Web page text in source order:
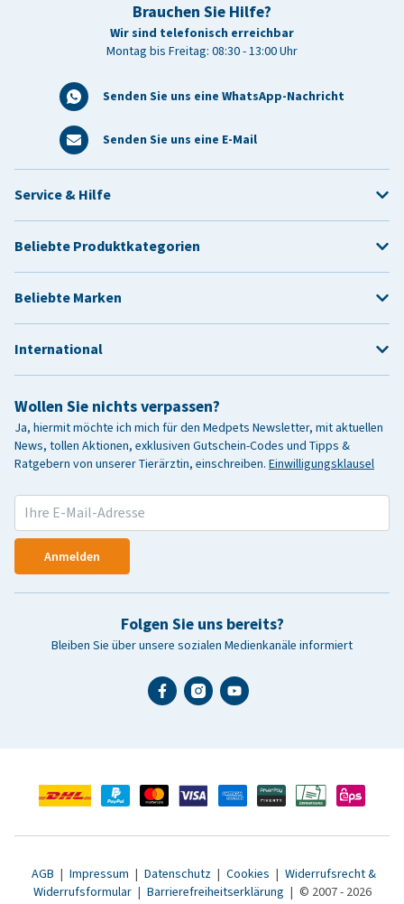
Brauchen Sie Hilfe?
Wir sind telefonisch erreichbar
Montag bis Freitag: 08:30 - 13:00 Uhr
Senden Sie uns eine WhatsApp-Nachricht
Senden Sie uns eine E-Mail
Wollen Sie nichts verpassen?
Ja, hiermit möchte ich mich für den Medpets Newsletter, mit aktuellen
News, tollen Aktionen, exklusiven Gutschein-Codes und Tipps &
Ratgebern von unserer Tierärztin, einschreiben. Einwilligungsklausel
Anmelden
Folgen Sie uns bereits?
Bleiben Sie über unsere sozialen Medienkanäle informiert
Service & Hilfe
Beliebte Produktkategorien
Beliebte Marken
International
AGB | Impressum | Datenschutz | Cookies | Widerrufsrecht &
Widerrufsformular | Barrierefreiheitserklärung | © 2007 - 2026